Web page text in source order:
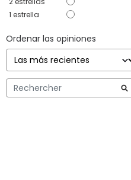
1 estrella
Ordenar las opiniones